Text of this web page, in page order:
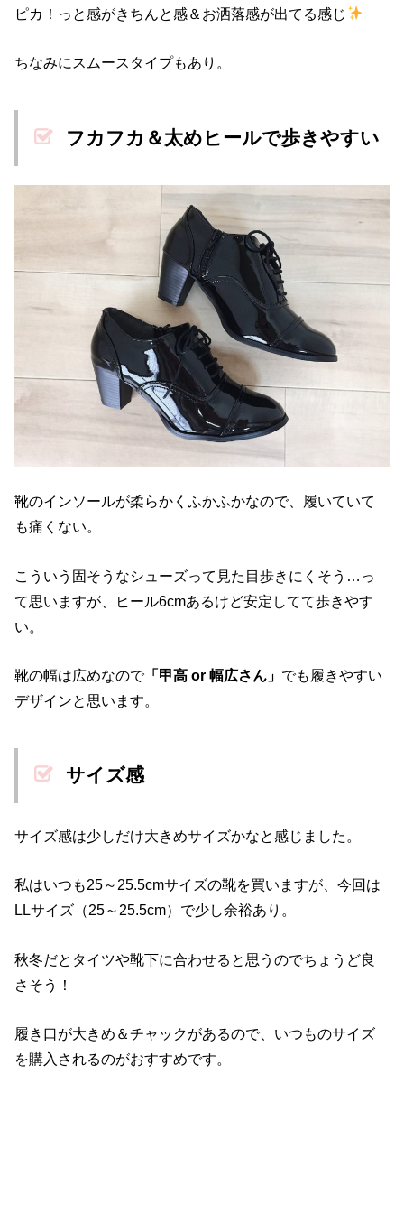
ピカ！っと感がきちんと感＆お洒落感が出てる感じ
ちなみにスムースタイプもあり。
フカフカ＆太めヒールで歩きやすい
靴のインソールが柔らかくふかふかなので、履いていて
も痛くない。
こういう固そうなシューズって見た目歩きにくそう…っ
て思いますが、ヒール6cmあるけど安定してて歩きやす
い。
靴の幅は広めなので「甲高 or 幅広さん」 でも履きやすい
デザインと思います。
サイズ感
サイズ感は少しだけ大きめサイズかなと感じました。
私はいつも25～25.5cmサイズの靴を買いますが、今回は
LLサイズ（25～25.5cm）で少し余裕あり。
秋冬だとタイツや靴下に合わせると思うのでちょうど良
さそう！
履き口が大きめ＆チャックがあるので、いつものサイズ
を購入されるのがおすすめです。